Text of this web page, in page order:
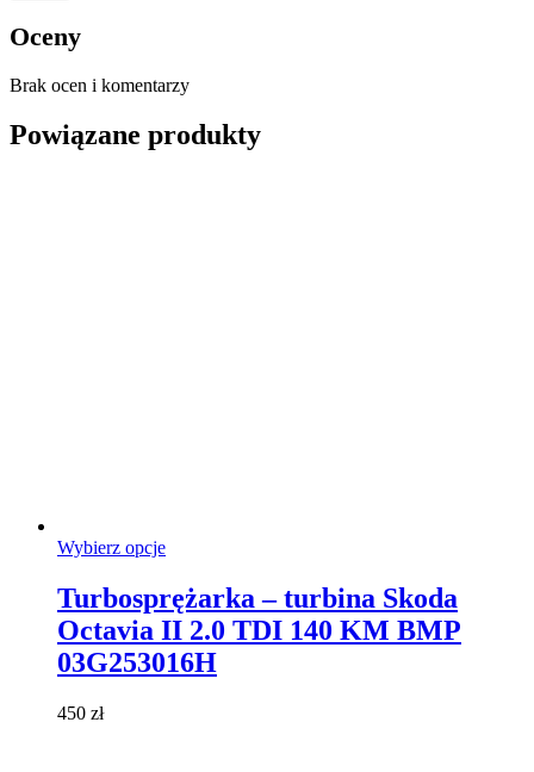
Oceny
Brak ocen i komentarzy
Powiązane produkty
Wybierz opcjeTen
wiele
wariantów.
Opcje
można
Turbosprężarka – turbina Skoda
Octavia II 2.0 TDI 140 KM BMP
03G253016H
450 zł